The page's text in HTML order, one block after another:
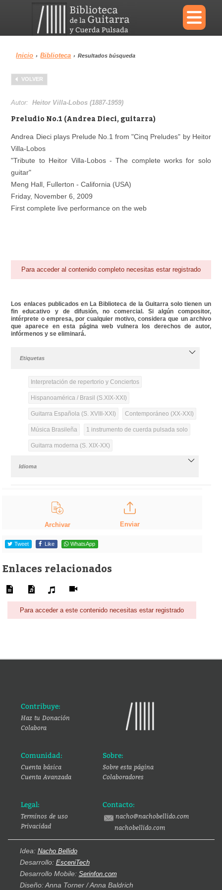
×
Menu
Biblioteca
Área personal
Inicio › Biblioteca › Resultados búsqueda
VOLVER
Autor:Heitor Villa-Lobos (1887-1959)
Preludio No.1 (Andrea Dieci, guitarra)
Andrea Dieci plays Prelude No.1 from "Cinq Preludes" by Heitor
Villa-Lobos
"Tribute to Heitor Villa-Lobos - The complete works for solo
guitar"
Meng Hall, Fullerton - California (USA)
Friday, November 6, 2009
First complete live performance on the web
Para acceder al contenido completo necesitas estar registrado
Los enlaces publicados en La Biblioteca de la Guitarra solo tienen un
fin educativo y de difusión, no comercial. Si algún compositor,
intérprete o empresa, por cualquier motivo, considera que un archivo
que aparece en esta página web vulnera los derechos de autor,
infórmenos y se eliminará.
Etiquetas
Interpretación de repertorio y Conciertos
Hispanoamérica / Brasil (S.XIX-XXI)
Guitarra Española (S. XVIII-XXI) Contemporáneo (XX-XXI)
Música Brasileña 1 instrumento de cuerda pulsada solo
Guitarra moderna (S. XIX-XX)
Idioma
Archivar Enviar
Tweet Like WhatsApp
Enlaces relacionados
Para acceder a este contenido necesitas estar registrado
Contribuye:
Haz tu Donación
Colabora
Comunidad:
Cuenta básica
Cuenta Avanzada
Sobre:
Sobre esta página
Colaboradores
Legal:
Terminos de uso
Privacidad
Contacto:
nacho@nachobellido.com
nachobellido.com
Idea: Nacho Bellido
Desarrollo: EsceniTech
Desarrollo Mobile: Serinfon.com
Diseño: Anna Torner / Anna Baldrich